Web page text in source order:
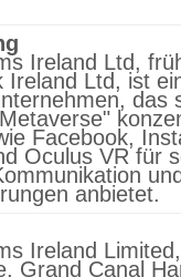
Ireland Ltd,
Ireland Ltd, ist
das
Facebook,
Oculus VR für
anbietet.
Ireland
Grand Canal